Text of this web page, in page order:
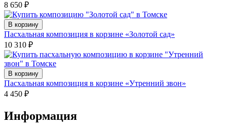
8 650 ₽
В корзину
Пасхальная композиция в корзине «Золотой сад»
10 310 ₽
В корзину
Пасхальная композиция в корзине «Утренний звон»
4 450 ₽
Информация